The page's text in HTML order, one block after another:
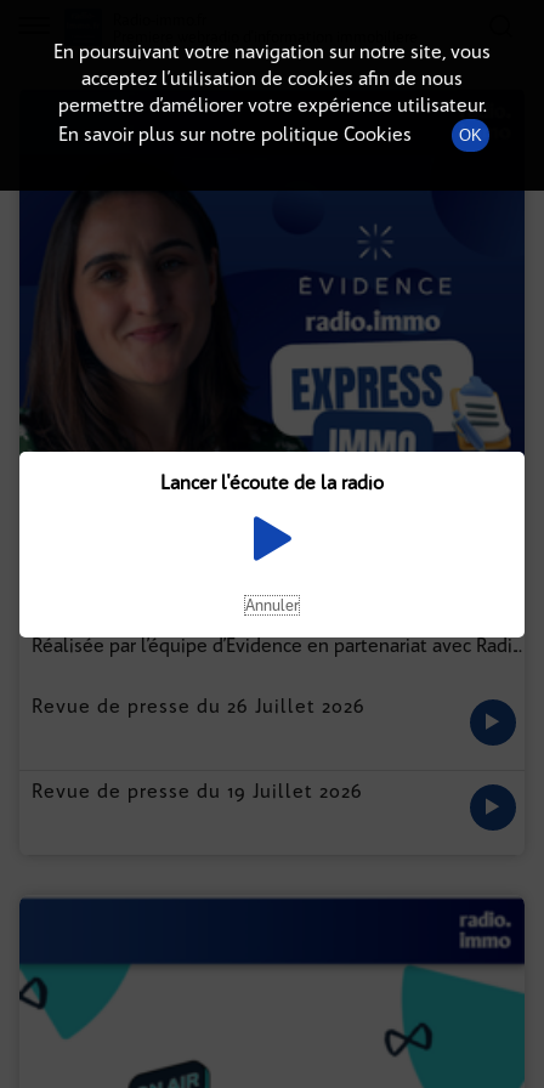
EXPRESS IMMO BY EVIDENCE
Réalisée par l’équipe d’Évidence en partenariat avec Radio Immo, Express Immo vous propose chaque semaine une revue de presse audio des actualités marquantes du secteur.
Revue de presse du 26 Juillet 2026
Revue de presse du 19 Juillet 2026
En poursuivant votre navigation sur notre site, vous
acceptez l’utilisation de cookies afin de nous
permettre d’améliorer votre expérience utilisateur.
En savoir plus sur notre politique Cookies
OK
Lancer l'écoute de la radio
Annuler